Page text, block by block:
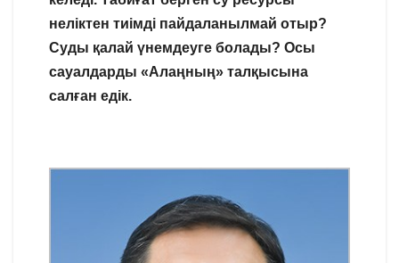
неліктен тиімді пайдаланылмай отыр?
Суды қалай үнемдеуге болады? Осы
сауалдарды «Алаңның» талқысына
салған едік.